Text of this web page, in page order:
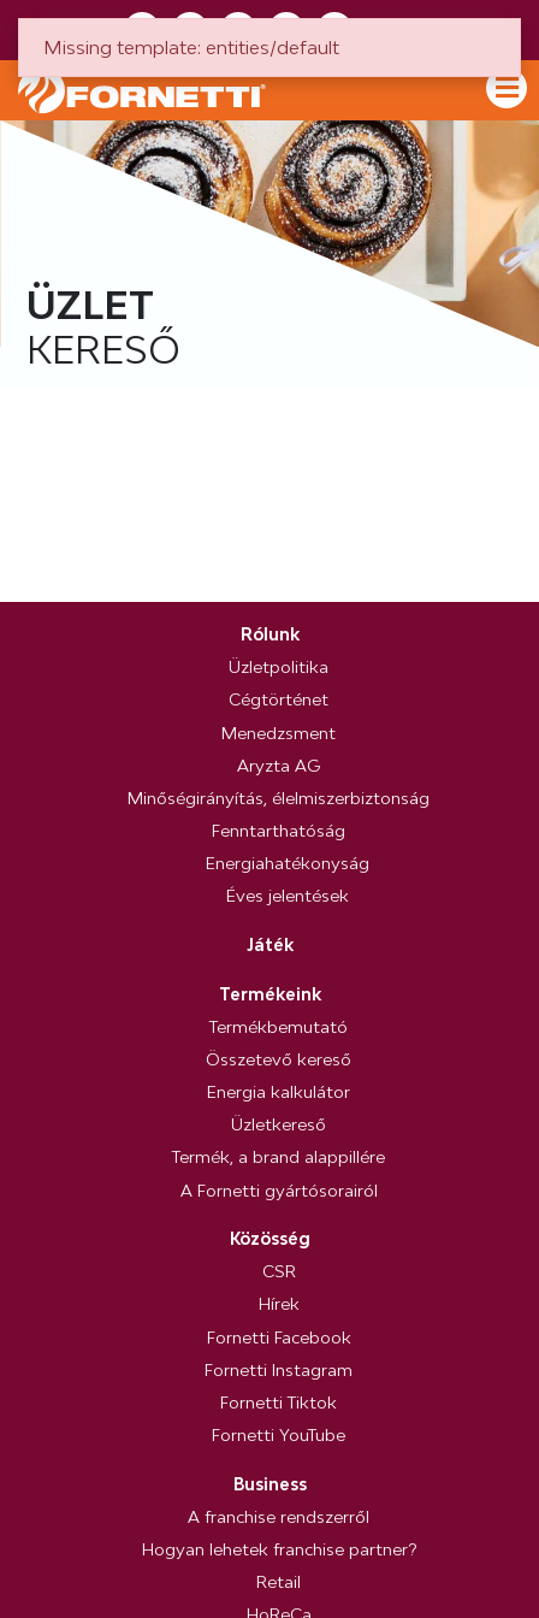
ÜZLET
KERESŐ
Rólunk
Üzletpolitika
Cégtörténet
Menedzsment
Aryzta AG
Minőségirányítás, élelmiszerbiztonság
Fenntarthatóság
Energiahatékonyság
Éves jelentések
Játék
Termékeink
Termékbemutató
Összetevő kereső
Energia kalkulátor
Üzletkereső
Termék, a brand alappillére
A Fornetti gyártósorairól
Közösség
CSR
Hírek
Fornetti Facebook
Fornetti Instagram
Fornetti Tiktok
Fornetti YouTube
Business
A franchise rendszerről
Hogyan lehetek franchise partner?
Retail
Missing template: entities/default